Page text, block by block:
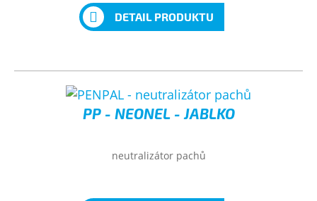
DETAIL PRODUKTU
PP - NEONEL - JABLKO
neutralizátor pachů